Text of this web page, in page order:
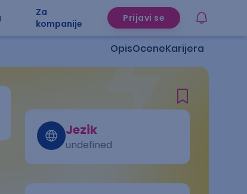
Za
kompanije
Prijavi se
OpisOceneKarijera
Jezik
undefined